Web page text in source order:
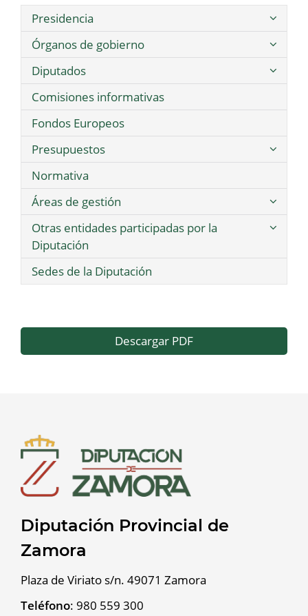
Presidencia
Órganos de gobierno
Diputados
Comisiones informativas
Fondos Europeos
Presupuestos
Normativa
Áreas de gestión
Otras entidades participadas por la
Diputación
Sedes de la Diputación
Descargar PDF
Diputación Provincial de
Zamora
Plaza de Viriato s/n. 49071 Zamora
Teléfono: 980 559 300